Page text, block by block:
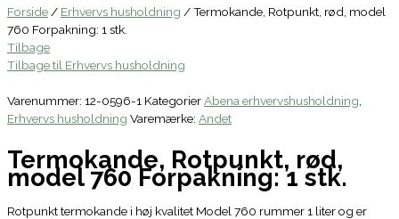
Forside/ Erhvervs husholdning / Termokande, Rotpunkt, rød, model
760 Forpakning: 1 stk.
Tilbage
Tilbage til Erhvervs husholdning
Varenummer: 12-0596-1 KategorierAbena erhvervshusholdning,
Erhvervs husholdning Varemærke: Andet
Termokande, Rotpunkt, rød,
model 760 Forpakning: 1 stk.
Rotpunkt termokande i høj kvalitet Model 760 rummer 1 liter og er